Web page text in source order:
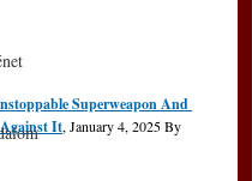
Superweapon And
It, January 4, 2025 By